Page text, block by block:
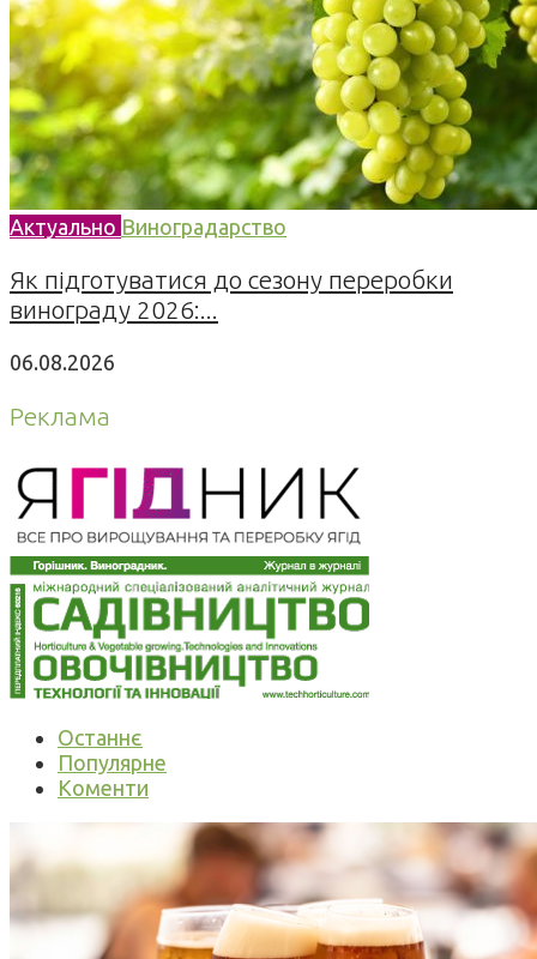
Актуально Виноградарство
Як підготуватися до сезону переробки
винограду 2026:...
06.08.2026
Реклама
Останнє
Популярне
Коменти